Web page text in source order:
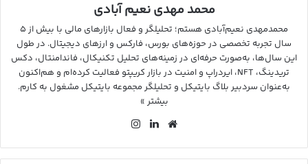
محمد مهدی نعیم آبادی
محمدمهدی نعیم‌آبادی هستم؛ تحلیلگر و فعال بازارهای مالی با بیش از ۵
سال تجربه تخصصی در حوزه‌های بورس، فارکس و ارزهای دیجیتال. در طول
این سال‌ها، به‌صورت حرفه‌ای در زمینه‌های تحلیل تکنیکال، فاندامنتال، دکس
تریدینگ، NFT، ایردراپ و امنیت در بازار کریپتو فعالیت کرده‌ام و هم‌اکنون
به‌عنوان سردبیر بلاگ بایتیکل و تحلیلگر مجموعه بایتیکل مشغول به کارم.
بیشتر »
وب
ت
لین
ین گرا